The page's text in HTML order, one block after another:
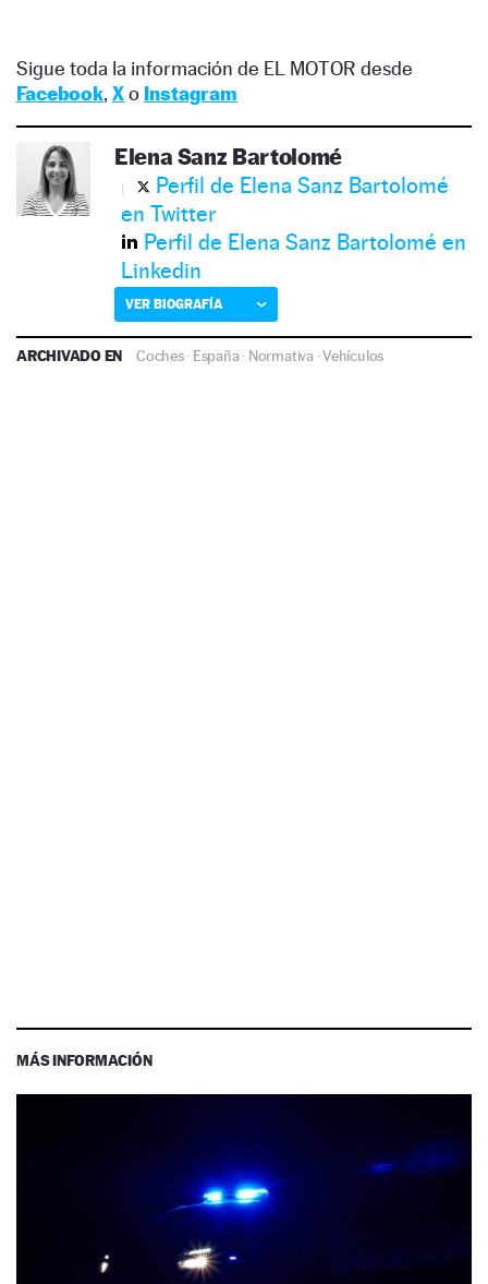
Sigue toda la información de EL MOTOR desde
Facebook, Xo Instagram
Elena Sanz Bartolomé
Perfil de Elena Sanz Bartolomé
en Twitter
Perfil de Elena Sanz Bartolomé en
Linkedin
VER BIOGRAFÍA
ARCHIVADO EN Coches· España· Normativa·Vehículos
MÁS INFORMACIÓN